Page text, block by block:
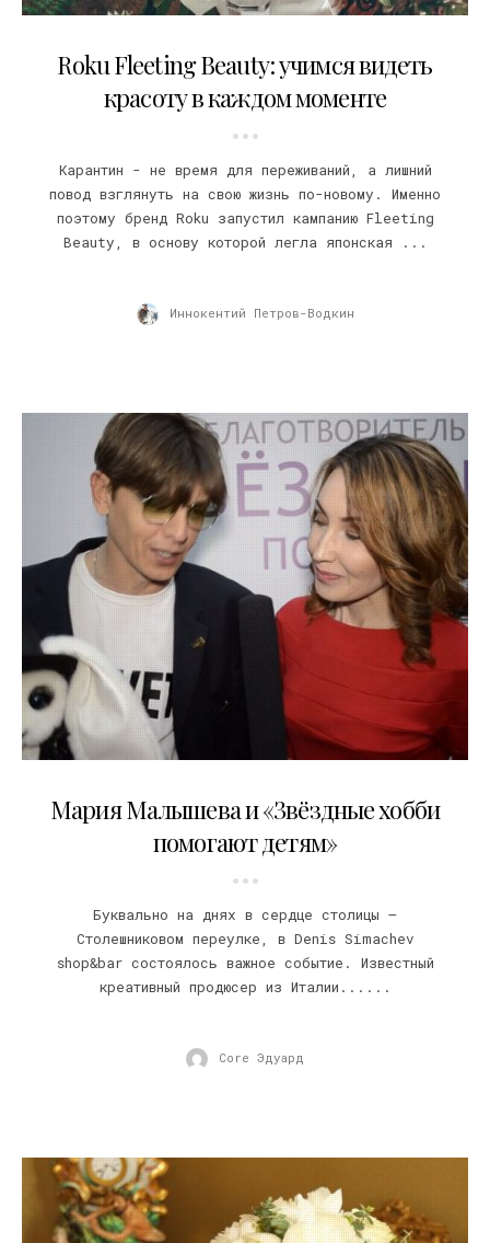
Roku Fleeting Beauty: учимся видеть
красоту в каждом моменте
Карантин - не время для переживаний, а лишний
повод взглянуть на свою жизнь по-новому. Именно
поэтому бренд Roku запустил кампанию Fleeting
Beauty, в основу которой легла японская ...
Иннокентий Петров-Водкин
Мария Малышева и «Звёздные хобби
помогают детям»
Буквально на днях в сердце столицы –
Столешниковом переулке, в Denis Simachev
shop&bar состоялось важное событие. Известный
креативный продюсер из Италии......
Core Эдуард